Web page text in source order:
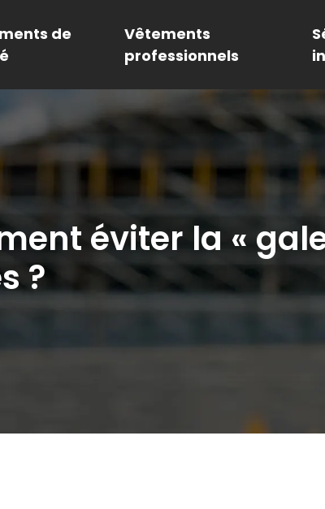
de
Vêtements
professionnels
éviter la «
?